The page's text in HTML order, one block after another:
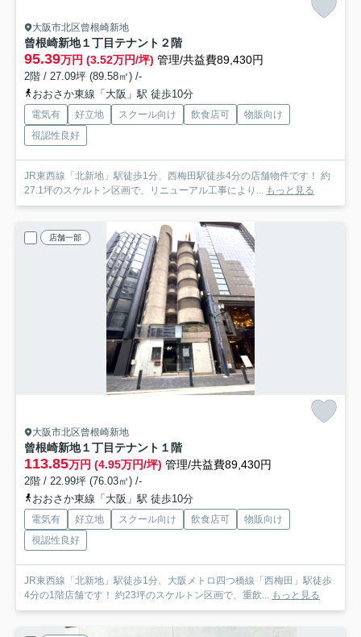
大阪市北区曾根崎新地
曾根崎新地１丁目テナント ２階
95.39万円 (3.52万円/坪) 管理/共益費89,430円
2階 / 27.09坪 (89.58㎡) /-
おおさか東線「大阪」駅 徒歩10分
電気有 好立地 スクール向け 飲食店可
物販向け
視認性良好
JR東西線「北新地」駅徒歩1分、西梅田駅徒歩4分の店舗物件です！ 約
27.1坪のスケルトン区画で、リニューアル工事により... もっと見る
店舗一部
大阪市北区曾根崎新地
曾根崎新地１丁目テナント １階
113.85万円 (4.95万円/坪) 管理/共益費89,430円
2階 / 22.99坪 (76.03㎡) /-
おおさか東線「大阪」駅 徒歩10分
電気有 好立地 スクール向け 飲食店可
物販向け
視認性良好
JR東西線「北新地」駅徒歩1分、大阪メトロ四つ橋線「西梅田」駅徒歩
4分の1階店舗です！ 約23坪のスケルトン区画で、重飲... もっと見る